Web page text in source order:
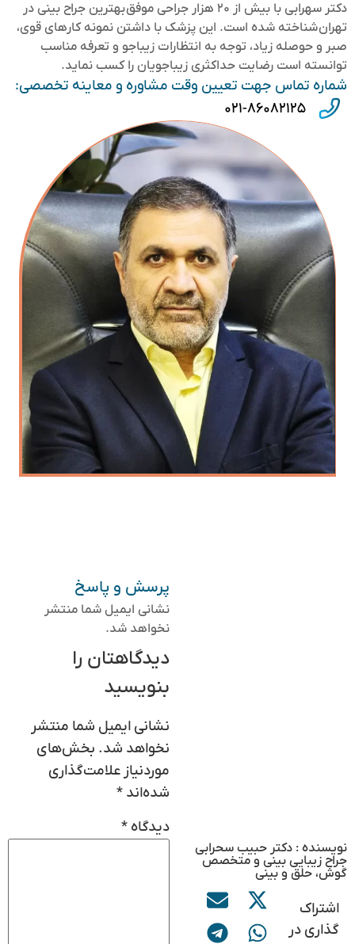
دکتر سهرابی با بیش از ۲۰ هزار جراحی موفق بهترین جراح بینی در
تهران شناخته شده است. این پزشک با داشتن نمونه کارهای قوی،
صبر و حوصله زیاد، توجه به انتظارات زیباجو و تعرفه مناسب
توانسته است رضایت حداکثری زیباجویان را کسب نماید.
شماره تماس جهت تعیین وقت مشاوره و معاینه تخصصی:
۰۲۱-۸۶۰۸۲۱۲۵
نویسنده : دکتر حبیب سحرابی
جراح زیبایی بینی و متخصص
گوش، حلق و بینی
اشتراک
گذاری در
پرسش و پاسخ
نشانی ایمیل شما منتشر
نخواهد شد.
دیدگاهتان را
بنویسید
نشانی ایمیل شما منتشر
نخواهد شد. بخش‌های
موردنیاز علامت‌گذاری
شده‌اند *
دیدگاه *